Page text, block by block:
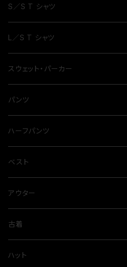
S／S T シャツ
L／S T シャツ
スウェット・パーカー
パンツ
ハーフパンツ
ベスト
アウター
古着
ハット